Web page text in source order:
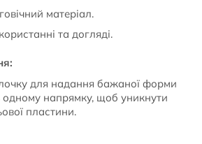
матеріал.
та догляді.
для надання бажаної форми
одному напрямку, щоб уникнути
пластини.